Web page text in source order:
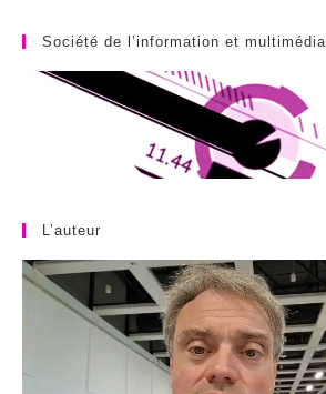
Société de l’information et multimédia.
L’auteur